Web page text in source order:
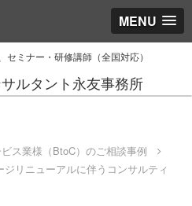
MENU
ミナー・研修講師（全国対応）
ルタント永友事務所
ス業様（BtoC）のご相談事例
リニューアルに伴うコンサルティ